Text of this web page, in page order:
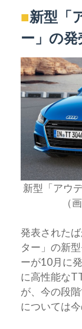
■新型「
ー」の発
新型「アウ
（
発表された
ター」の新
ーが10月に
に高性能な
が、今の段
については